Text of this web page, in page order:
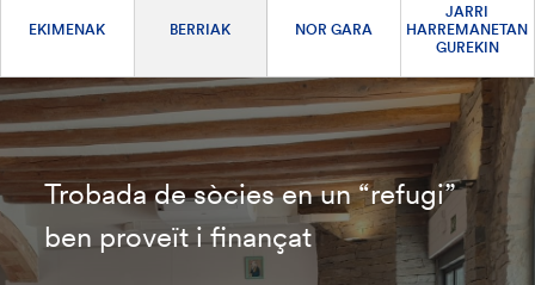
EKIMENAK BERRIAK NOR GARA
JARRI
HARREMANETAN
GUREKIN
Trobada de sòcies en un “refugi”
ben proveït i finançat